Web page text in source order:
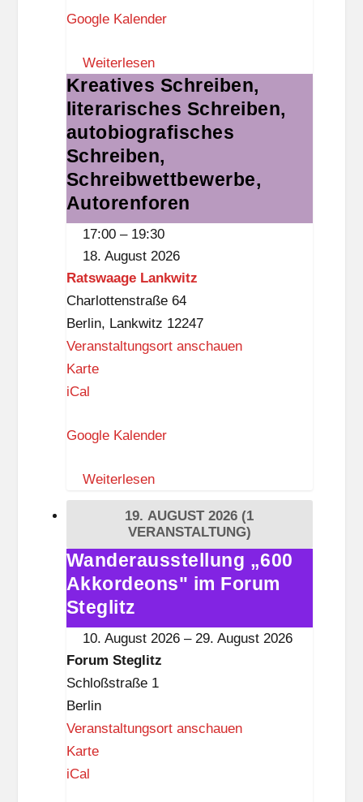
u
S
t
e
g
l
i
t
z
Google Kalender
Weiterlesen
Kreatives
Schreiben,
literarisches
Schreiben,
autobiografisches
Schreiben,
Schreibwettbewerbe,
Autorenforen
Kreatives Schreiben,
literarisches Schreiben,
autobiografisches
Schreiben,
Schreibwettbewerbe,
Autorenforen
17:00 – 19:30
18. August 2026
Ratswaage Lankwitz
Charlottenstraße 64
Berlin, Lankwitz 12247
Veranstaltungsort anschauen
KarteR
s
a
a
e
a
n
k
w
i
t
z
iCal
Google Kalender
Weiterlesen
19. AUGUST 2026 (1
VERANSTALTUNG)
Wanderausstellung
„600
Akkordeons"
im
Wanderausstellung „600
Akkordeons" im Forum
Steglitz
10. August 2026 – 29. August 2026
Forum Steglitz
Schloßstraße 1
Berlin
Veranstaltungsort anschauen
KarteF
iCal